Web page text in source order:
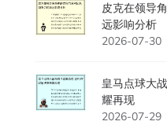
皮克在领导
远影响分析
2026-07-30
皇马点球大
耀再现
2026-07-29